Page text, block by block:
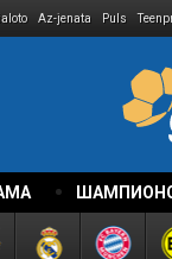
Az-jenata Puls